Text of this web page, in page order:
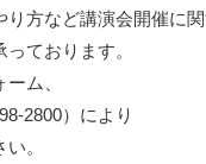
り方など講演会開催に
ております。
ム、
2800）により
。